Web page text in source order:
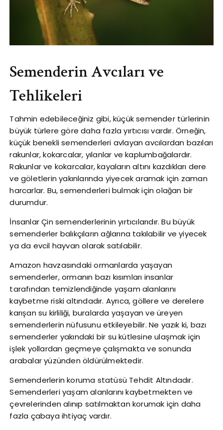
Semenderin Avcıları ve
Tehlikeleri
Tahmin edebileceğiniz gibi, küçük semender türlerinin
büyük türlere göre daha fazla yırtıcısı vardır. Örneğin,
küçük benekli semenderleri avlayan avcılardan bazıları
rakunlar, kokarcalar, yılanlar ve kaplumbağalardır.
Rakunlar ve kokarcalar, kayaların altını kazdıkları dere
ve göletlerin yakınlarında yiyecek aramak için zaman
harcarlar. Bu, semenderleri bulmak için olağan bir
durumdur.
İnsanlar Çin semenderlerinin yırtıcılarıdır. Bu büyük
semenderler balıkçıların ağlarına takılabilir ve yiyecek
ya da evcil hayvan olarak satılabilir.
Amazon havzasındaki ormanlarda yaşayan
semenderler, ormanın bazı kısımları insanlar
tarafından temizlendiğinde yaşam alanlarını
kaybetme riski altındadır. Ayrıca, göllere ve derelere
karışan su kirliliği, buralarda yaşayan ve üreyen
semenderlerin nüfusunu etkileyebilir. Ne yazık ki, bazı
semenderler yakındaki bir su kütlesine ulaşmak için
işlek yollardan geçmeye çalışmakta ve sonunda
arabalar yüzünden öldürülmektedir.
Semenderlerin koruma statüsü Tehdit Altındadır.
Semenderleri yaşam alanlarını kaybetmekten ve
çevrelerinden alınıp satılmaktan korumak için daha
fazla çabaya ihtiyaç vardır.